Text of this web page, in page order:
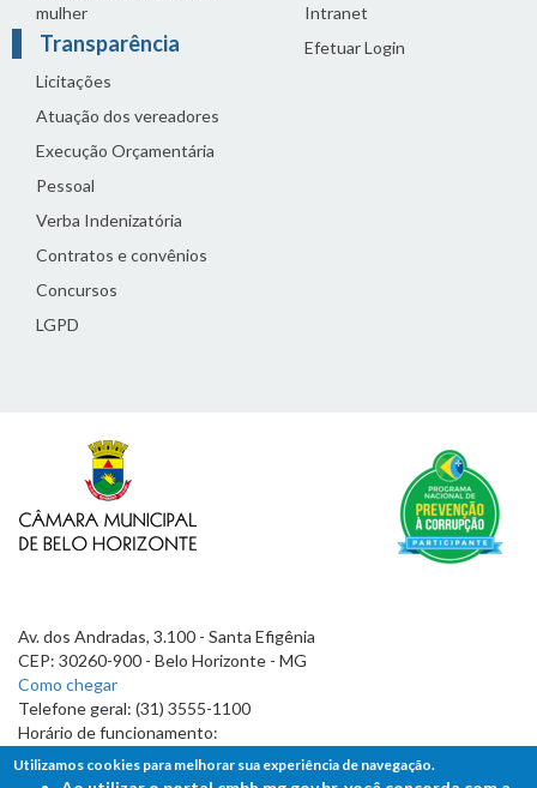
mulher
Transparência
Licitações
Atuação dos vereadores
Execução Orçamentária
Pessoal
Verba Indenizatória
Contratos e convênios
Concursos
LGPD
Intranet
Efetuar Login
Av. dos Andradas, 3.100 - Santa Efigênia
CEP: 30260-900 - Belo Horizonte - MG
Como chegar
Telefone geral: (31) 3555-1100
Horário de funcionamento:
7h às 19h
Utilizamos cookies para melhorar sua experiência de navegação.